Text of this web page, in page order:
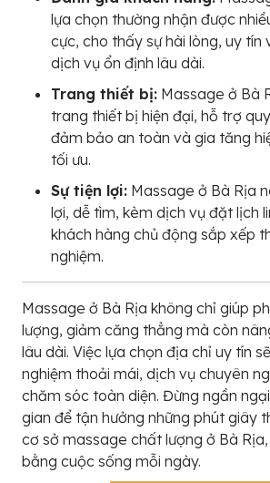
lựa chọn thường nhận được
cực, cho thấy sự hài lòng, uy tín
dịch vụ ổn định lâu dài.
Trang thiết bị: Massage ở Bà
trang thiết bị hiện đại, hỗ trợ
đảm bảo an toàn và gia tăng
tối ưu.
Sự tiện lợi: Massage ở Bà Rịa
lợi, dễ tìm, kèm dịch vụ đặt lịch
khách hàng chủ động sắp xếp
nghiệm.
Massage ở Bà Rịa không chỉ giúp
lượng, giảm căng thẳng mà còn
lâu dài. Việc lựa chọn địa chỉ uy tín
nghiệm thoải mái, dịch vụ chuyên
chăm sóc toàn diện. Đừng ngần
gian để tận hưởng những phút giây
cơ sở massage chất lượng ở Bà
bằng cuộc sống mỗi ngày.